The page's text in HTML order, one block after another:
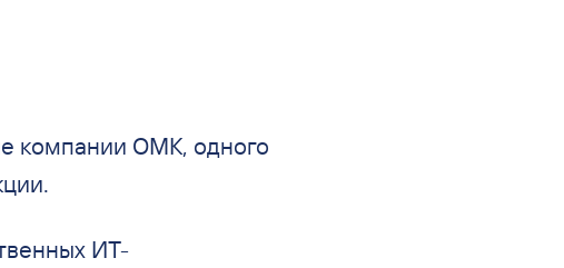
компании ОМК, одного
ИТ-